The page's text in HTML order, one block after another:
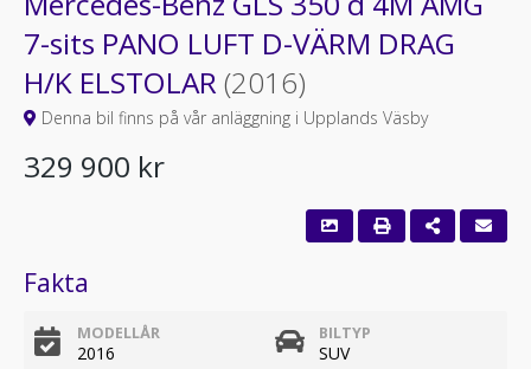
7-sits PANO LUFT D-VÄRM DRAG
H/K ELSTOLAR (2016)
Denna bil finns på vår anläggning i Upplands Väsby
329 900 kr
Fakta
MODELLÅR
2016
BILTYP
SUV